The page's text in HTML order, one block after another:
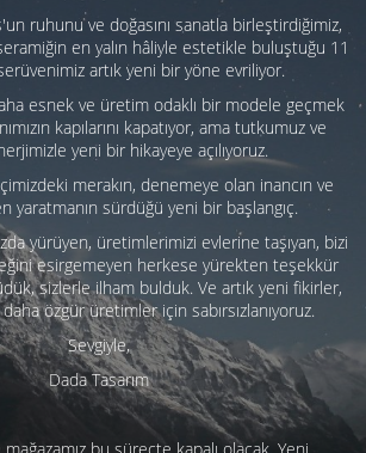
ruhunu ve doğasını sanatla birleştirdiğimiz,
en yalın hâliyle estetikle buluştuğu 11
artık yeni bir yöne evriliyor.
esnek ve üretim odaklı bir modele geçmek
kapılarını kapatıyor, ama tutkumuz ve
yeni bir hikayeye açılıyoruz.
merakın, denemeye olan inancın ve
yaratmanın sürdüğü yeni bir başlangıç.
yürüyen, üretimlerimizi evlerine taşıyan, bizi
esirgemeyen herkese yürekten teşekkür
sizlerle ilham bulduk. Ve artık yeni fikirler,
özgür üretimler için sabırsızlanıyoruz.
Sevgiyle,
Dada Tasarım
bu süreçte kapalı olacak. Yeni